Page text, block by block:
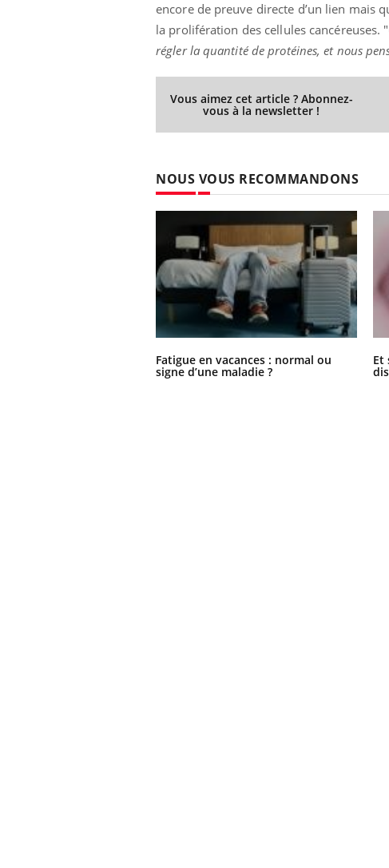
encore de preuve directe d’un lien mais
la prolifération des cellules cancéreuses. "
régler la quantité de protéines, et nous
Vous aimez cet article ? Abonnez-
vous à la newsletter !
NOUS VOUS RECOMMANDONS
Fatigue en vacances : normal ou
signe d’une maladie ?
Et